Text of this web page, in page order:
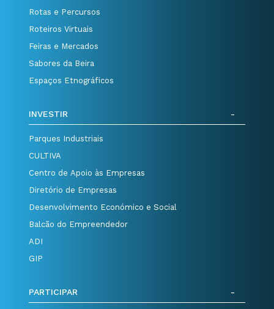
Rotas e Percursos
Roteiros Virtuais
Feiras e Mercados
Sabores da Beira
Espaços Etnográficos
INVESTIR
Parques Industriais
CULTIVA
Centro de Apoio às Empresas
Diretório de Empresas
Desenvolvimento Económico e Social
Balcão do Empreendedor
ADI
GIP
PARTICIPAR